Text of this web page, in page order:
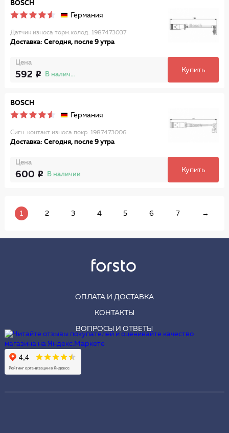
BOSCH
Германия
Датчик износа торм.колод. 1987473037
Доставка: Сегодня, после 9 утра
Цена
592 В наличии
Купить
BOSCH
Германия
Сигн. контакт износа покр. 1987473006
Доставка: Сегодня, после 9 утра
Цена
600 В наличии
Купить
1 2 3 4 5 6 7 →
ОПЛАТА И ДОСТАВКА
КОНТАКТЫ
ВОПРОСЫ И ОТВЕТЫ